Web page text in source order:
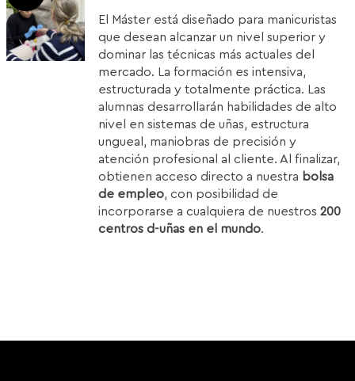
original
era:
1.850,00€.
actual
es:
1.399,00€.
El Máster está diseñado para manicuristas
que desean alcanzar un nivel superior y
dominar las técnicas más actuales del
mercado. La formación es intensiva,
estructurada y totalmente práctica. Las
alumnas desarrollarán habilidades de alto
nivel en sistemas de uñas, estructura
ungueal, maniobras de precisión y
atención profesional al cliente. Al finalizar,
obtienen acceso directo a nuestra bolsa
de empleo, con posibilidad de
incorporarse a cualquiera de nuestros200
centros d-uñas en el mundo.